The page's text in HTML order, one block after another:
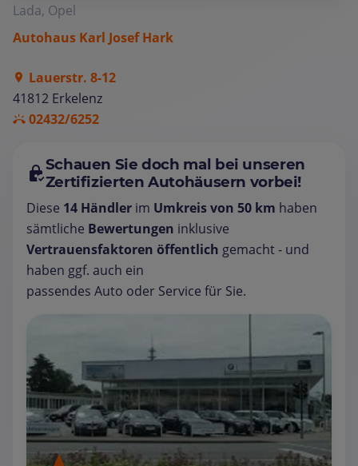
Lada, Opel
Autohaus Karl Josef Hark
Lauerstr. 8-12
41812 Erkelenz
02432/6252
Schauen Sie doch mal bei unseren
Zertifizierten Autohäusern vorbei!
Diese 14 Händler im Umkreis von 50 km haben
sämtliche Bewertungen inklusive
Vertrauensfaktoren öffentlich gemacht - und
haben ggf. auch ein
passendes Auto oder Service für Sie.